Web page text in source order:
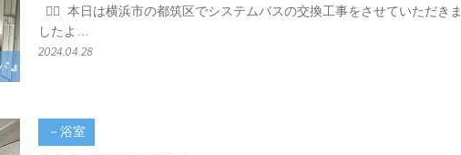
💁‍♀️ 本日は横浜市の都筑区でシステムバスの交換工事をさせていただきま
したよ…
2024.04.28
－浴室